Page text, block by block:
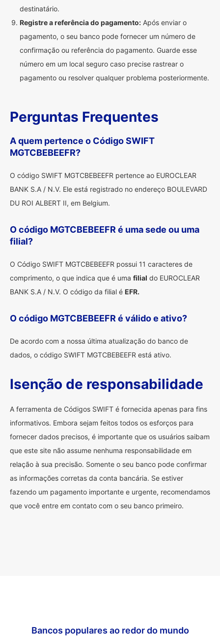
destinatário.
Registre a referência do pagamento: Após enviar o
pagamento, o seu banco pode fornecer um número de
confirmação ou referência do pagamento. Guarde esse
número em um local seguro caso precise rastrear o
pagamento ou resolver qualquer problema posteriormente.
Perguntas Frequentes
A quem pertence o Código SWIFT
MGTCBEBEEFR?
O código SWIFT MGTCBEBEEFR pertence ao EUROCLEAR
BANK S.A / N.V. Ele está registrado no endereço BOULEVARD
DU ROI ALBERT II, em Belgium.
O código MGTCBEBEEFR é uma sede ou uma
filial?
O Código SWIFT MGTCBEBEEFR possui 11 caracteres de
comprimento, o que indica que é uma filial do EUROCLEAR
BANK S.A / N.V. O código da filial é EFR.
O código MGTCBEBEEFR é válido e ativo?
De acordo com a nossa última atualização do banco de
dados, o código SWIFT MGTCBEBEEFR está ativo.
Isenção de responsabilidade
A ferramenta de Códigos SWIFT é fornecida apenas para fins
informativos. Embora sejam feitos todos os esforços para
fornecer dados precisos, é importante que os usuários saibam
que este site não assume nenhuma responsabilidade em
relação à sua precisão. Somente o seu banco pode confirmar
as informações corretas da conta bancária. Se estiver
fazendo um pagamento importante e urgente, recomendamos
que você entre em contato com o seu banco primeiro.
Bancos populares ao redor do mundo